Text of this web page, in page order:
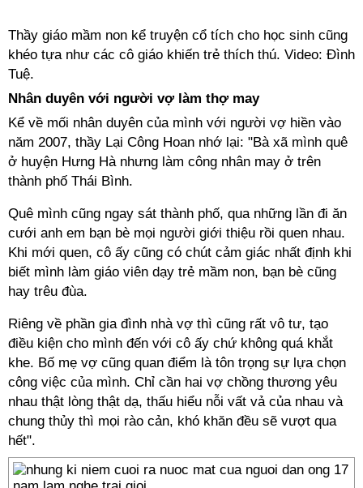
Thầy giáo mầm non kể truyện cổ tích cho học sinh cũng
khéo tựa như các cô giáo khiến trẻ thích thú. Video: Đình
Tuệ.
Nhân duyên với người vợ làm thợ may
Kể về mối nhân duyên của mình với người vợ hiền vào
năm 2007, thầy Lại Công Hoan nhớ lại: "Bà xã mình quê
ở huyện Hưng Hà nhưng làm công nhân may ở trên
thành phố Thái Bình.
Quê mình cũng ngay sát thành phố, qua những lần đi ăn
cưới anh em bạn bè mọi người giới thiệu rồi quen nhau.
Khi mới quen, cô ấy cũng có chút cảm giác nhất định khi
biết mình làm giáo viên dạy trẻ mầm non, bạn bè cũng
hay trêu đùa.
Riêng về phần gia đình nhà vợ thì cũng rất vô tư, tạo
điều kiện cho mình đến với cô ấy chứ không quá khắt
khe. Bố mẹ vợ cũng quan điểm là tôn trọng sự lựa chọn
công việc của mình. Chỉ cần hai vợ chồng thương yêu
nhau thật lòng thật dạ, thấu hiểu nỗi vất vả của nhau và
chung thủy thì mọi rào cản, khó khăn đều sẽ vượt qua
hết".